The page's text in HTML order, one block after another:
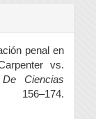
penal en
vs.
Ciencias